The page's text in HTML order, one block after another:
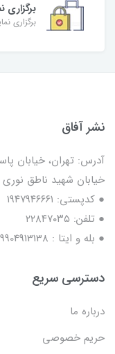
برگزاری
برگزاری
نشر آفاق
آدرس: تهران، خیابان
خیابان شهید ناطق نوری (زمرد)، پلاک9،
● کدپستی: ۱۹۴۷۹۴۶۶۶۱
● تلفن: ٢٢٨۴٧۰۳۵
● بله و ایتا : 09904913138
دسترسی سریع
درباره ما
حریم خصوصی